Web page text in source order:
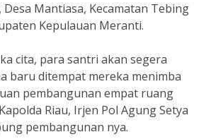
Mantiasa, Kecamatan Tebing
Kepulauan Meranti.
cita, para santri akan segera
baru ditempat mereka menimba
pembangunan empat ruang
Riau, Irjen Pol Agung Setya
pembangunan nya.